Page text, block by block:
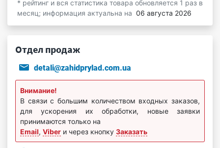
* рейтинг и вся статистика товара обновляется 1 раз в
месяц; информация актуальна на 06 августа 2026
Отдел продаж
detali@zahidprylad.com.ua
Внимание!
В связи с большим количеством входных заказов,
для ускорения их обработки, новые заявки
принимаются только на
Email, Viber и через кнопку Заказать